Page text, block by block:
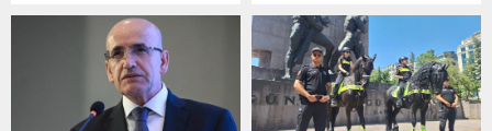
artış nedeniyle çalışanların
güvenliğini ön planda
tutacak önlemler açıkladı.
Orta Yunanistan, Tesalya,
Mora Yarımadası ve
Bursa’nın en bilinen eğlence
ve turizm akslarından biri
olan Sakarya Caddesi (Arap
Şükrü Sokağı) ve çevresi,
son yılların en sert